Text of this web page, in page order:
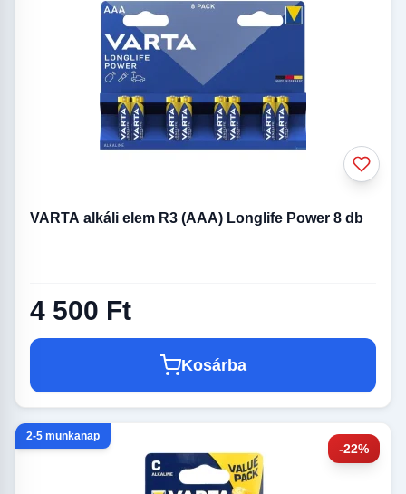
VARTA alkáli elem R3 (AAA) Longlife Power 8 db
4 500 Ft
Kosárba
-22%
2-5 munkanap